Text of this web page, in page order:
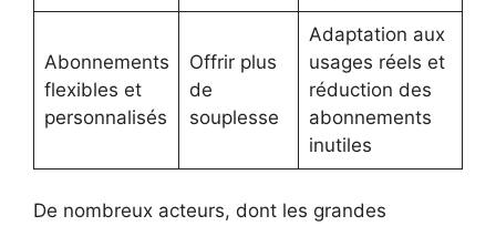
Abonnements
flexibles et
personnalisés
Offrir plus
de
souplesse
Adaptation aux
usages réels et
réduction des
abonnements
inutiles
De nombreux acteurs, dont les grandes